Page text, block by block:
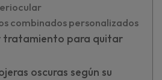
combinados personalizados
tratamiento para quitar
oscuras según su